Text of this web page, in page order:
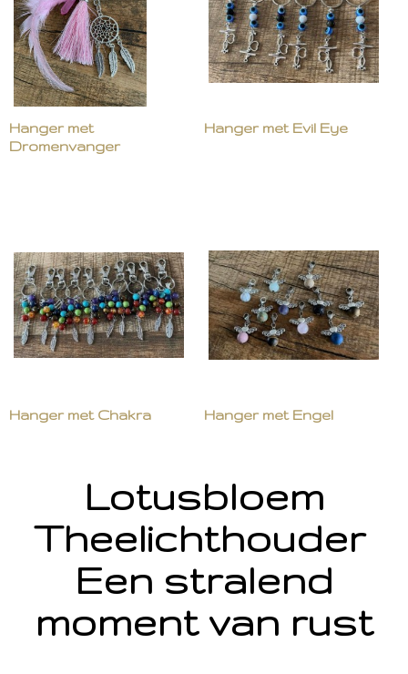
Hanger met
Dromenvanger
Hanger met Evil Eye
Hanger met Chakra Hanger met Engel
Lotusbloem
Theelichthouder
Een stralend
moment van rust